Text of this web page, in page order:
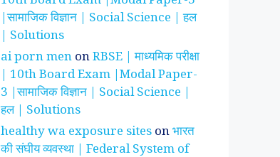
|सामाजिक विज्ञान | Social Science | हल
| Solutions
ai porn men onRBSE | माध्यमिक परीक्षा
| 10th Board Exam |Modal Paper-
3 |सामाजिक विज्ञान | Social Science |
हल | Solutions
healthy wa exposure sites onभारत
की संघीय व्यवस्था | Federal System of